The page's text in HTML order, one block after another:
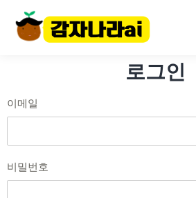
로그인
이메일
비밀번호